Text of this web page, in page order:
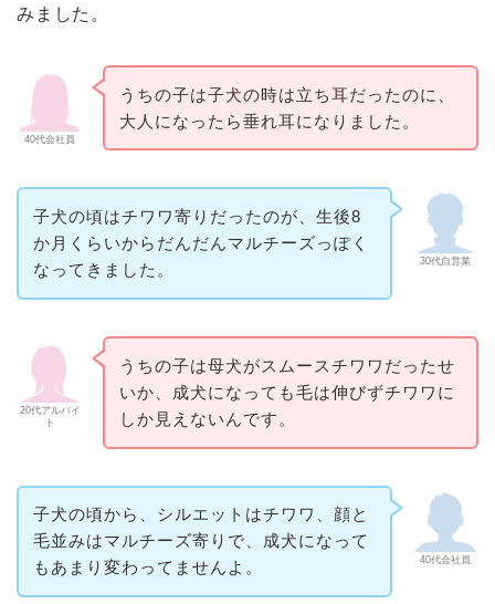
みました。
40代会社員
うちの子は子犬の時は立ち耳だったのに、
大人になったら垂れ耳になりました。
30代自営業
子犬の頃はチワワ寄りだったのが、生後8
か月くらいからだんだんマルチーズっぽく
なってきました。
20代アルバイ
ト
うちの子は母犬がスムースチワワだったせ
いか、成犬になっても毛は伸びずチワワに
しか見えないんです。
40代会社員
子犬の頃から、シルエットはチワワ、顔と
毛並みはマルチーズ寄りで、成犬になって
もあまり変わってませんよ。